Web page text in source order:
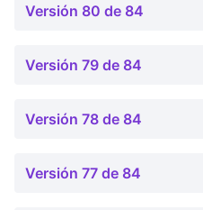
Versión 80 de 84
Versión 79 de 84
Versión 78 de 84
Versión 77 de 84